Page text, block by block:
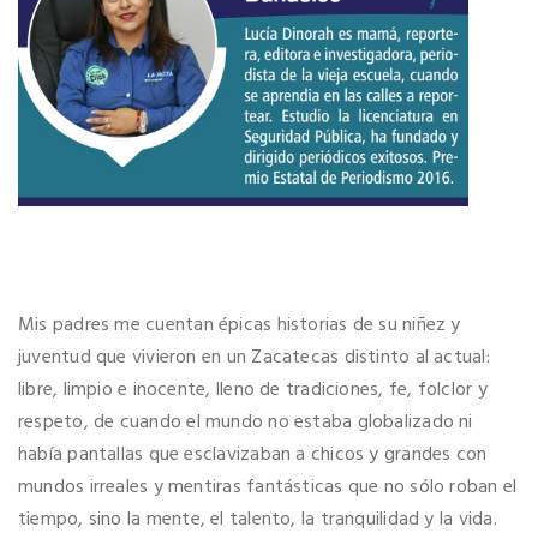
Mis padres me cuentan épicas historias de su niñez y
juventud que vivieron en un Zacatecas distinto al actual:
libre, limpio e inocente, lleno de tradiciones, fe, folclor y
respeto, de cuando el mundo no estaba globalizado ni
había pantallas que esclavizaban a chicos y grandes con
mundos irreales y mentiras fantásticas que no sólo roban el
tiempo, sino la mente, el talento, la tranquilidad y la vida.